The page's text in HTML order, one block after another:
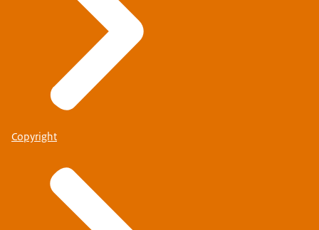
Copyright